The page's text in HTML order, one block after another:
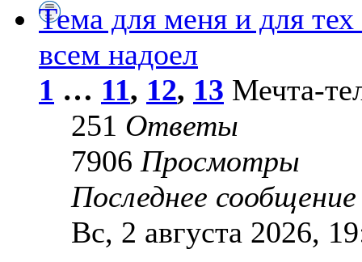
Тема для меня и для
всем надоел
1 … 11, 12, 13 Мечта-
251 Ответы
7906 Просмотры
Последнее
Вс, 2 августа 2026,